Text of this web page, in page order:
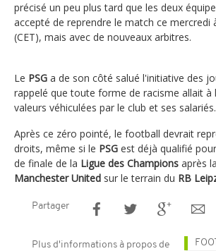
précisé un peu plus tard que les deux
accepté de reprendre le match ce mercredi
(CET), mais avec de nouveaux arbitres.
Le PSG a de son côté salué l'initiative des
rappelé que toute forme de racisme allait à
valeurs véhiculées par le club et ses salariés.
Après ce zéro pointé, le football devrait
droits, même si le PSG est déjà qualifié
de finale de la Ligue des Champions après
Manchester United sur le terrain du RB
Partager
Plus d'informations à propos de